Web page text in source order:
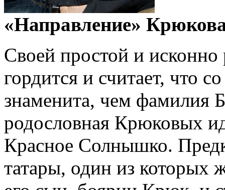
«Направление»
Своей простой и
гордится и считает, что
знаменита, чем фамилия
родословная Крюковых
Красное Солнышко.
татары, один из которых